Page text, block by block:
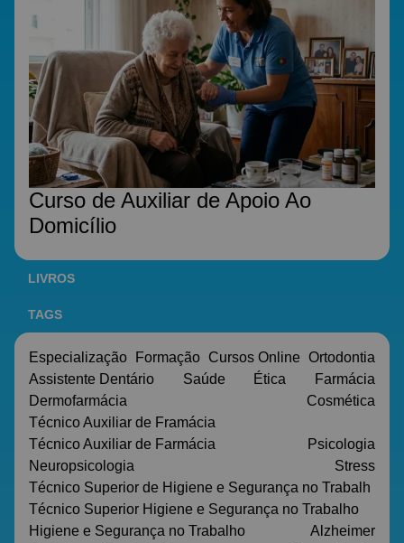
Curso de Auxiliar de Apoio Ao
Domicílio
LIVROS
TAGS
Especialização Formação Cursos Online Ortodontia
Assistente Dentário
Saúde Ética
Farmácia
Dermofarmácia
Cosmética
Técnico Auxiliar de Framácia
Técnico Auxiliar de Farmácia
Psicologia
Neuropsicologia
Stress
Técnico Superior de Higiene e Segurança no Trabalh
Técnico Superior Higiene e Segurança no Trabalho
Higiene e Segurança no Trabalho
Alzheimer